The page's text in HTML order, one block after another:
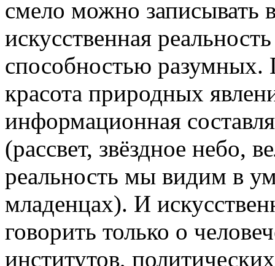
смело можно записывать
искусственная
способностью разумных.
красота природных
информационная
(рассвет, звёздное небо,
реальность мы видим в
младенцах). И
говорить только о
институтов,